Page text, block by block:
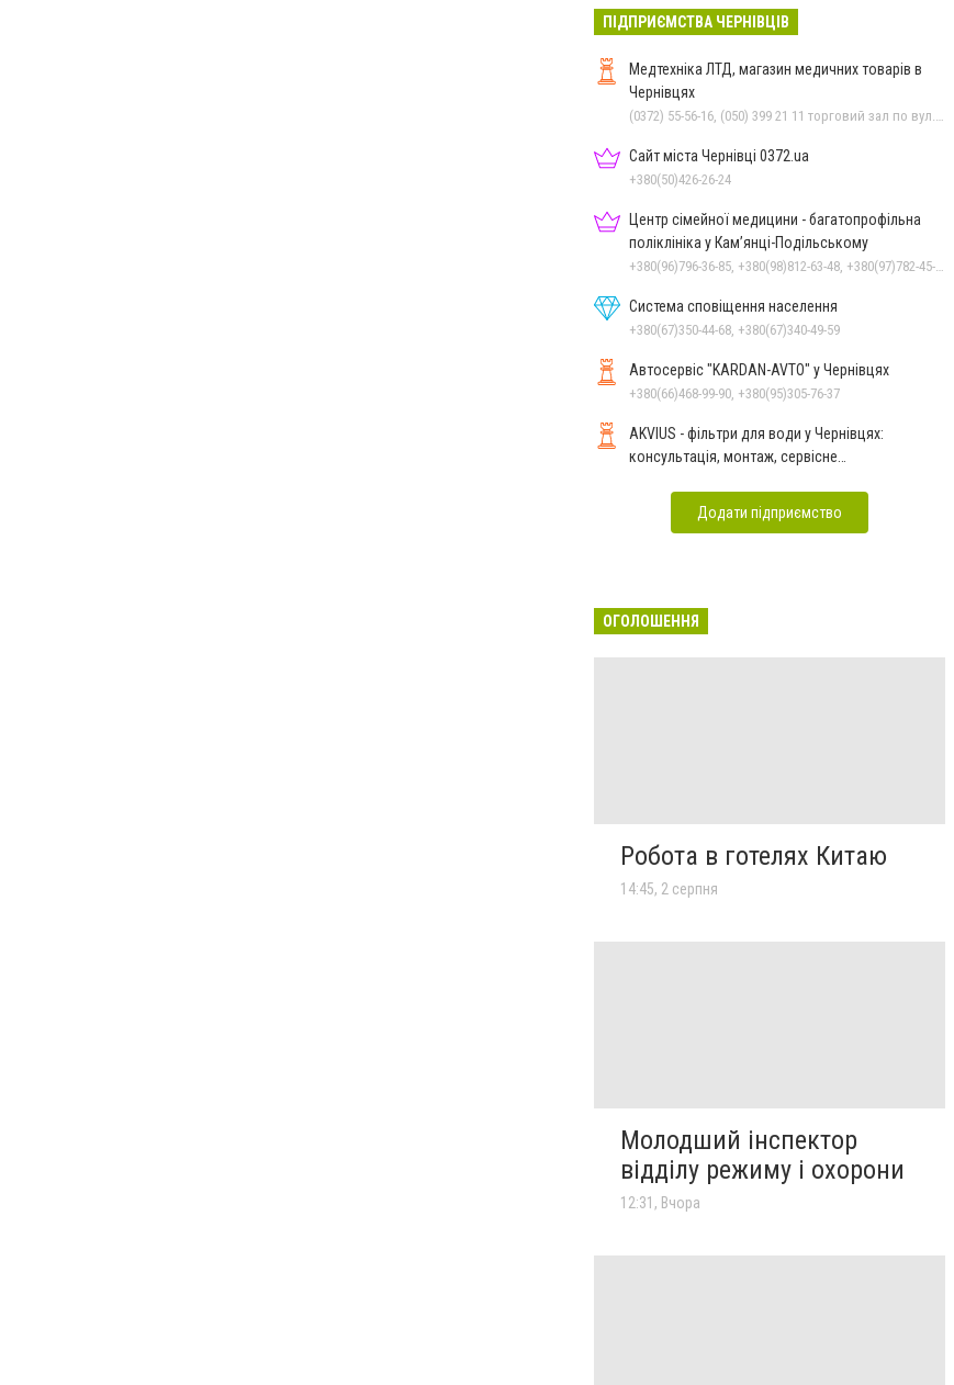
ПІДПРИЄМСТВА ЧЕРНІВЦІВ
Медтехніка ЛТД, магазин медичних товарів в
Чернівцях
Сайт міста Чернівці 0372.ua
+380(50)426-26-24
Центр сімейної медицини - багатопрофільна
поліклініка у Кам’янці-Подільському
Система сповіщення населення
+380(67)350-44-68, +380(67)340-49-59
Автосервіс "KARDAN-AVTO" у Чернівцях
+380(66)468-99-90, +380(95)305-76-37
AKVIUS - фільтри для води у Чернівцях:
консультація, монтаж, сервісне
Додати підприємство
ОГОЛОШЕННЯ
Робота в готелях Китаю
14:45, 2 серпня
Молодший інспектор
відділу режиму і охорони
12:31, Вчора